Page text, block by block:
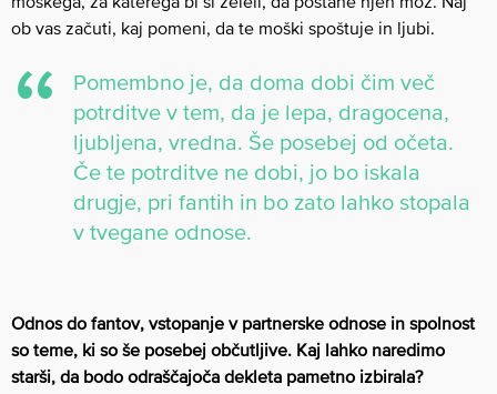
ob vas začuti, kaj pomeni, da te moški spoštuje in ljubi.
Pomembno je, da doma dobi čim več
potrditve v tem, da je lepa, dragocena,
ljubljena, vredna. Še posebej od očeta.
Če te potrditve ne dobi, jo bo iskala
drugje, pri fantih in bo zato lahko stopala
v tvegane odnose.
Odnos do fantov, vstopanje v partnerske odnose in spolnost
so teme, ki so še posebej občutljive. Kaj lahko naredimo
starši, da bodo odraščajoča dekleta pametno izbirala?